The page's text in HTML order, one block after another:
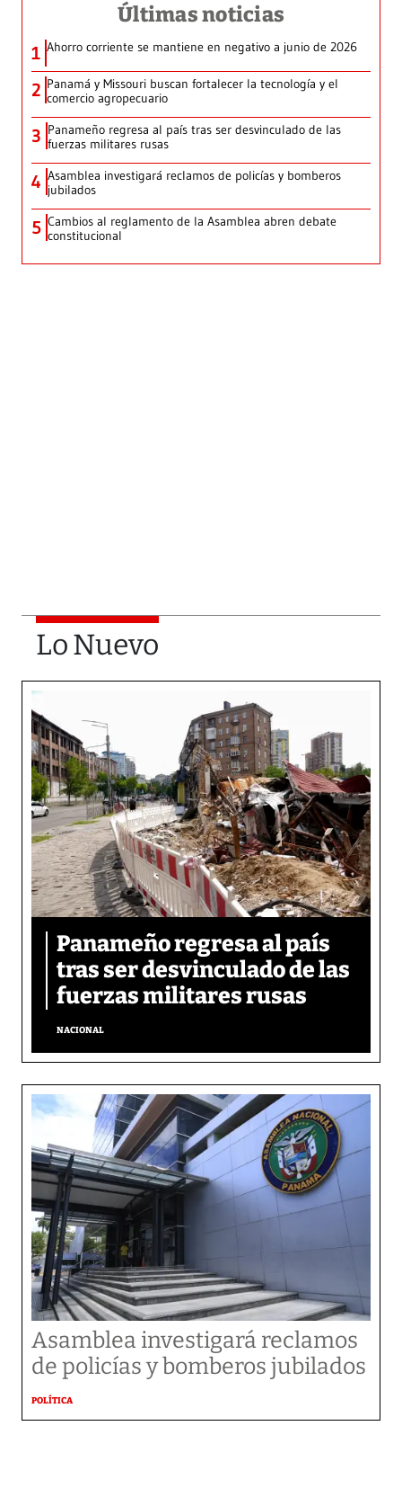
Últimas noticias
1 Ahorro corriente se mantiene en negativo a junio de 2026
2 Panamá y Missouri buscan fortalecer la tecnología y el
comercio agropecuario
3 Panameño regresa al país tras ser desvinculado de las
fuerzas militares rusas
4 Asamblea investigará reclamos de policías y bomberos
jubilados
5 Cambios al reglamento de la Asamblea abren debate
constitucional
Lo Nuevo
Panameño regresa al país
tras ser desvinculado de las
fuerzas militares rusas
NACIONAL
Asamblea investigará reclamos
de policías y bomberos jubilados
POLÍTICA